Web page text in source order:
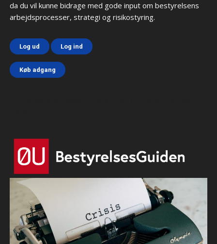
da du vil kunne bidrage med gode input om bestyrelsens
arbejdsprocesser, strategi og risikostyring.
Log ud Log ind
Køb adgang